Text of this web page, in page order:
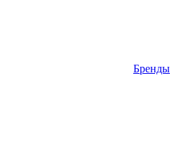
Бренды